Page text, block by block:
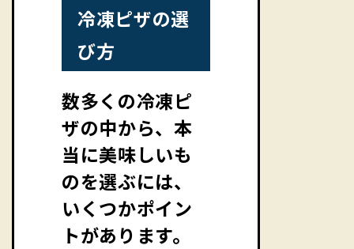
冷凍ピザの選
び方
数多くの冷凍ピ
ザの中から、本
当に美味しいも
のを選ぶには、
いくつかポイン
トがあります。